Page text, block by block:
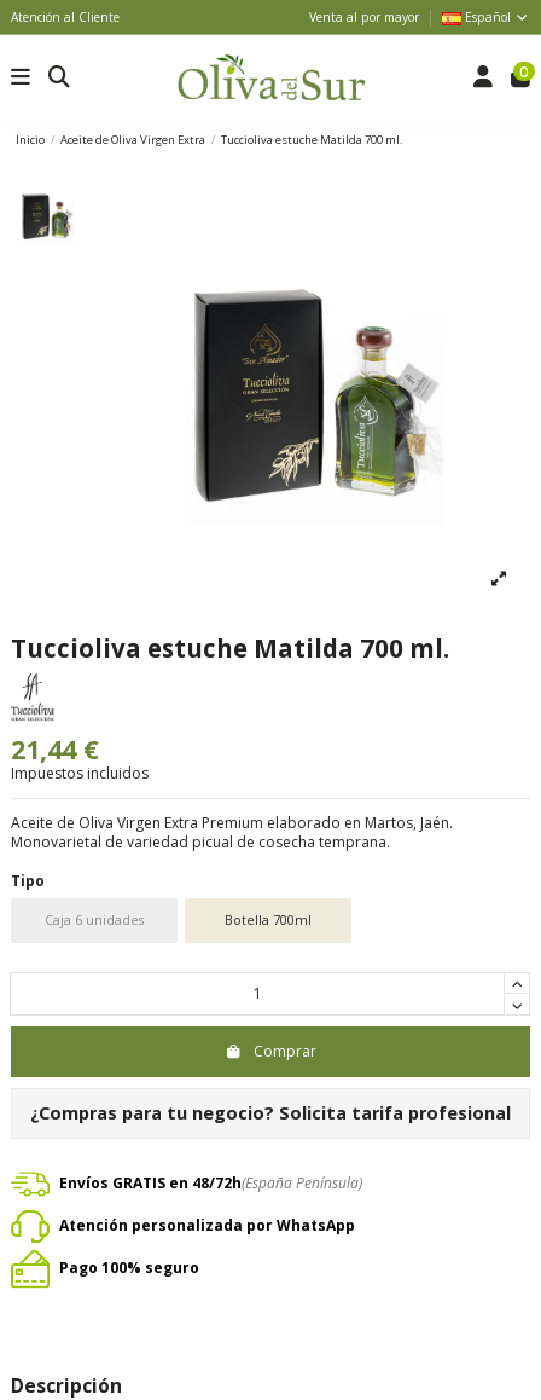
Atención al Cliente Venta al por mayor Español
0
Inicio Aceite de Oliva Virgen Extra Tuccioliva estuche Matilda 700 ml.
Tuccioliva estuche Matilda 700 ml.
21,44 €
Impuestos incluidos
Aceite de Oliva Virgen Extra Premium elaborado en Martos, Jaén.
Monovarietal de variedad picual de cosecha temprana.
Tipo
Caja 6 unidades Botella 700ml
Comprar
¿Compras para tu negocio? Solicita tarifa profesional
Envíos GRATIS en 48/72h(España Península)
Atención personalizada por WhatsApp
Pago 100% seguro
Descripción